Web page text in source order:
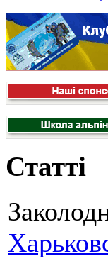
Статті